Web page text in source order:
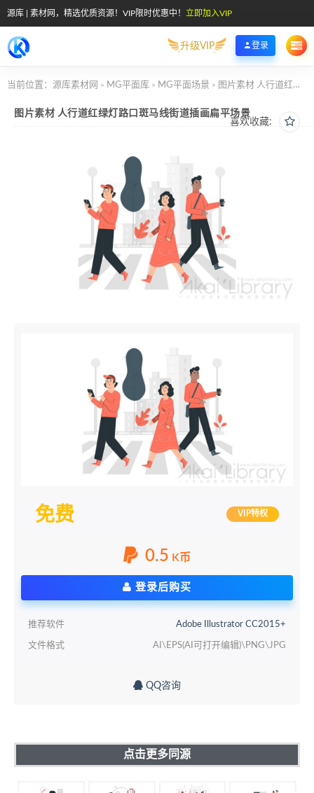
源库 | 素材网，精选优质资源！VIP限时优惠中！ 立即加入VIP
升级VIP 登录
当前位置： 源库素材网 > MG平面库 > MG平面场景 > 图片素材 人行道红绿灯路口斑马线街道插画扁平场景
喜欢收藏:
图片素材 人行道红绿灯路口斑马线街道插画扁平场景
免费 VIP特权
0.5 K币
登录后购买
推荐软件 Adobe Illustrator CC2015+
文件格式 AI\EPS(AI可打开编辑)\PNG\JPG
QQ咨询
点击更多同源